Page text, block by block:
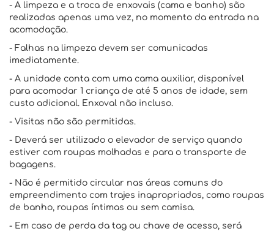
- A limpeza e a troca de enxovais (cama e banho) são
realizadas apenas uma vez, no momento da entrada na
acomodação.
- Falhas na limpeza devem ser comunicadas
imediatamente.
- A unidade conta com uma cama auxiliar, disponível
para acomodar 1 criança de até 5 anos de idade, sem
custo adicional. Enxoval não incluso.
- Visitas não são permitidas.
- Deverá ser utilizado o elevador de serviço quando
estiver com roupas molhadas e para o transporte de
bagagens.
- Não é permitido circular nas áreas comuns do
empreendimento com trajes inapropriados, como roupas
de banho, roupas íntimas ou sem camisa.
- Em caso de perda da tag ou chave de acesso, será